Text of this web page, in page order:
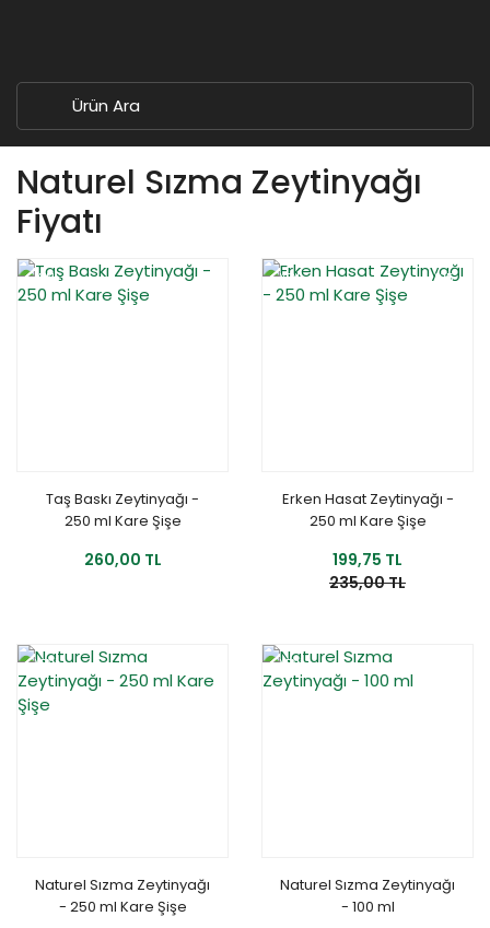
Naturel Sızma Zeytinyağı
Fiyatı
YENİ
Taş Baskı Zeytinyağı -
250 ml Kare Şişe
260,00 TL
YENİ %15
Erken Hasat Zeytinyağı -
250 ml Kare Şişe
199,75 TL
235,00 TL
YENİ
Naturel Sızma Zeytinyağı
- 250 ml Kare Şişe
YENİ
Naturel Sızma Zeytinyağı
- 100 ml